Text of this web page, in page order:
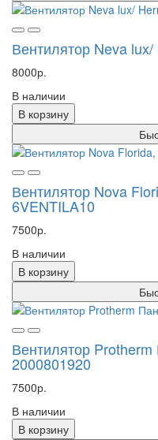
Вентилятор Neva
8000р.
В наличии
В корзину
Вентилятор Nova
6VENTILA10
7500р.
В наличии
В корзину
Вентилятор
2000801920
7500р.
В наличии
В корзину